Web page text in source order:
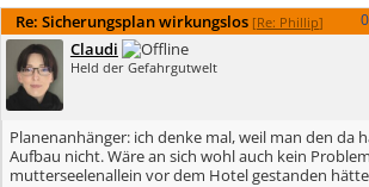
Re: Sicherungsplan wirkungslos [Re: Phillip]
Claudi
Held der Gefahrgutwelt
Planenanhänger: ich denke mal, weil man den da
Aufbau nicht. Wäre an sich wohl auch kein
mutterseelenallein vor dem Hotel gestanden